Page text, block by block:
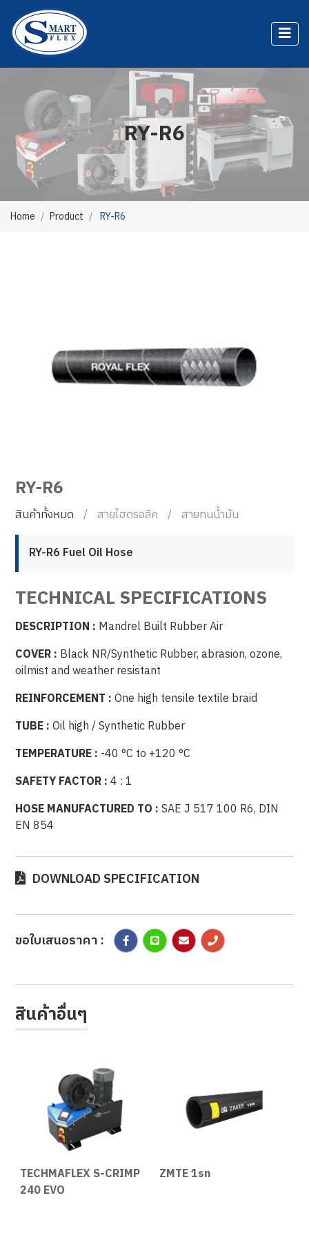
RY-R6
Home Product RY-R6
RY-R6
สินค้าทั้งหมด สายไฮดรอลิค สายทนน้ำมัน
RY-R6 Fuel Oil Hose
TECHNICAL SPECIFICATIONS
DESCRIPTION : Mandrel Built Rubber Air
COVER : Black NR/Synthetic Rubber, abrasion, ozone,
oilmist and weather resistant
REINFORCEMENT :One high tensile textile braid
TUBE :Oil high / Synthetic Rubber
TEMPERATURE : -40 °C to +120 °C
SAFETY FACTOR :4 : 1
HOSE MANUFACTURED TO :SAE J 517 100 R6, DIN
EN 854
DOWNLOAD SPECIFICATION
ขอใบเสนอราคา :
สินค้าอื่นๆ
TECHMAFLEX S-CRIMP
240 EVO
ZMTE 1sn